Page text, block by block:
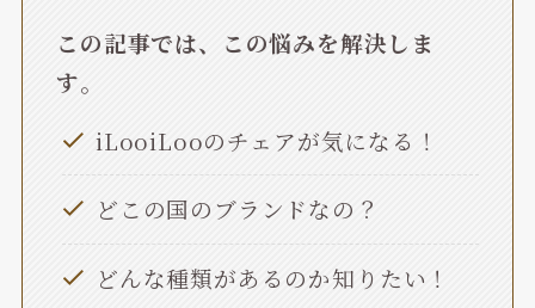
この記事では、この悩みを解決しま
す。
iLooiLooのチェアが気になる！
どこの国のブランドなの？
どんな種類があるのか知りたい！